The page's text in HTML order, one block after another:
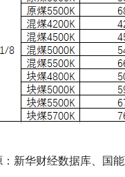
新华财经数据库、国